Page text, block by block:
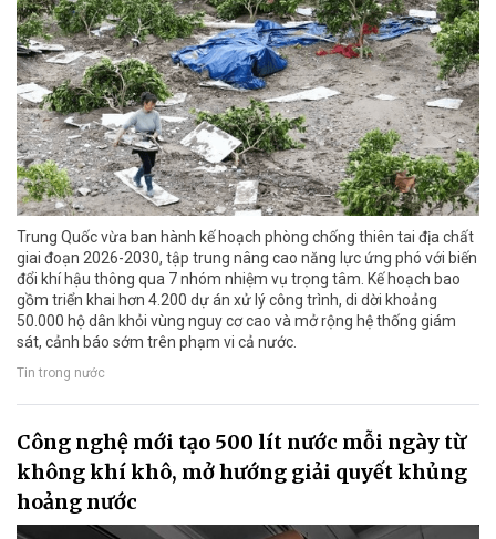
Trung Quốc vừa ban hành kế hoạch phòng chống thiên tai địa chất
giai đoạn 2026-2030, tập trung nâng cao năng lực ứng phó với biến
đổi khí hậu thông qua 7 nhóm nhiệm vụ trọng tâm. Kế hoạch bao
gồm triển khai hơn 4.200 dự án xử lý công trình, di dời khoảng
50.000 hộ dân khỏi vùng nguy cơ cao và mở rộng hệ thống giám
sát, cảnh báo sớm trên phạm vi cả nước.
Tin trong nước
Công nghệ mới tạo 500 lít nước mỗi ngày từ
không khí khô, mở hướng giải quyết khủng
hoảng nước